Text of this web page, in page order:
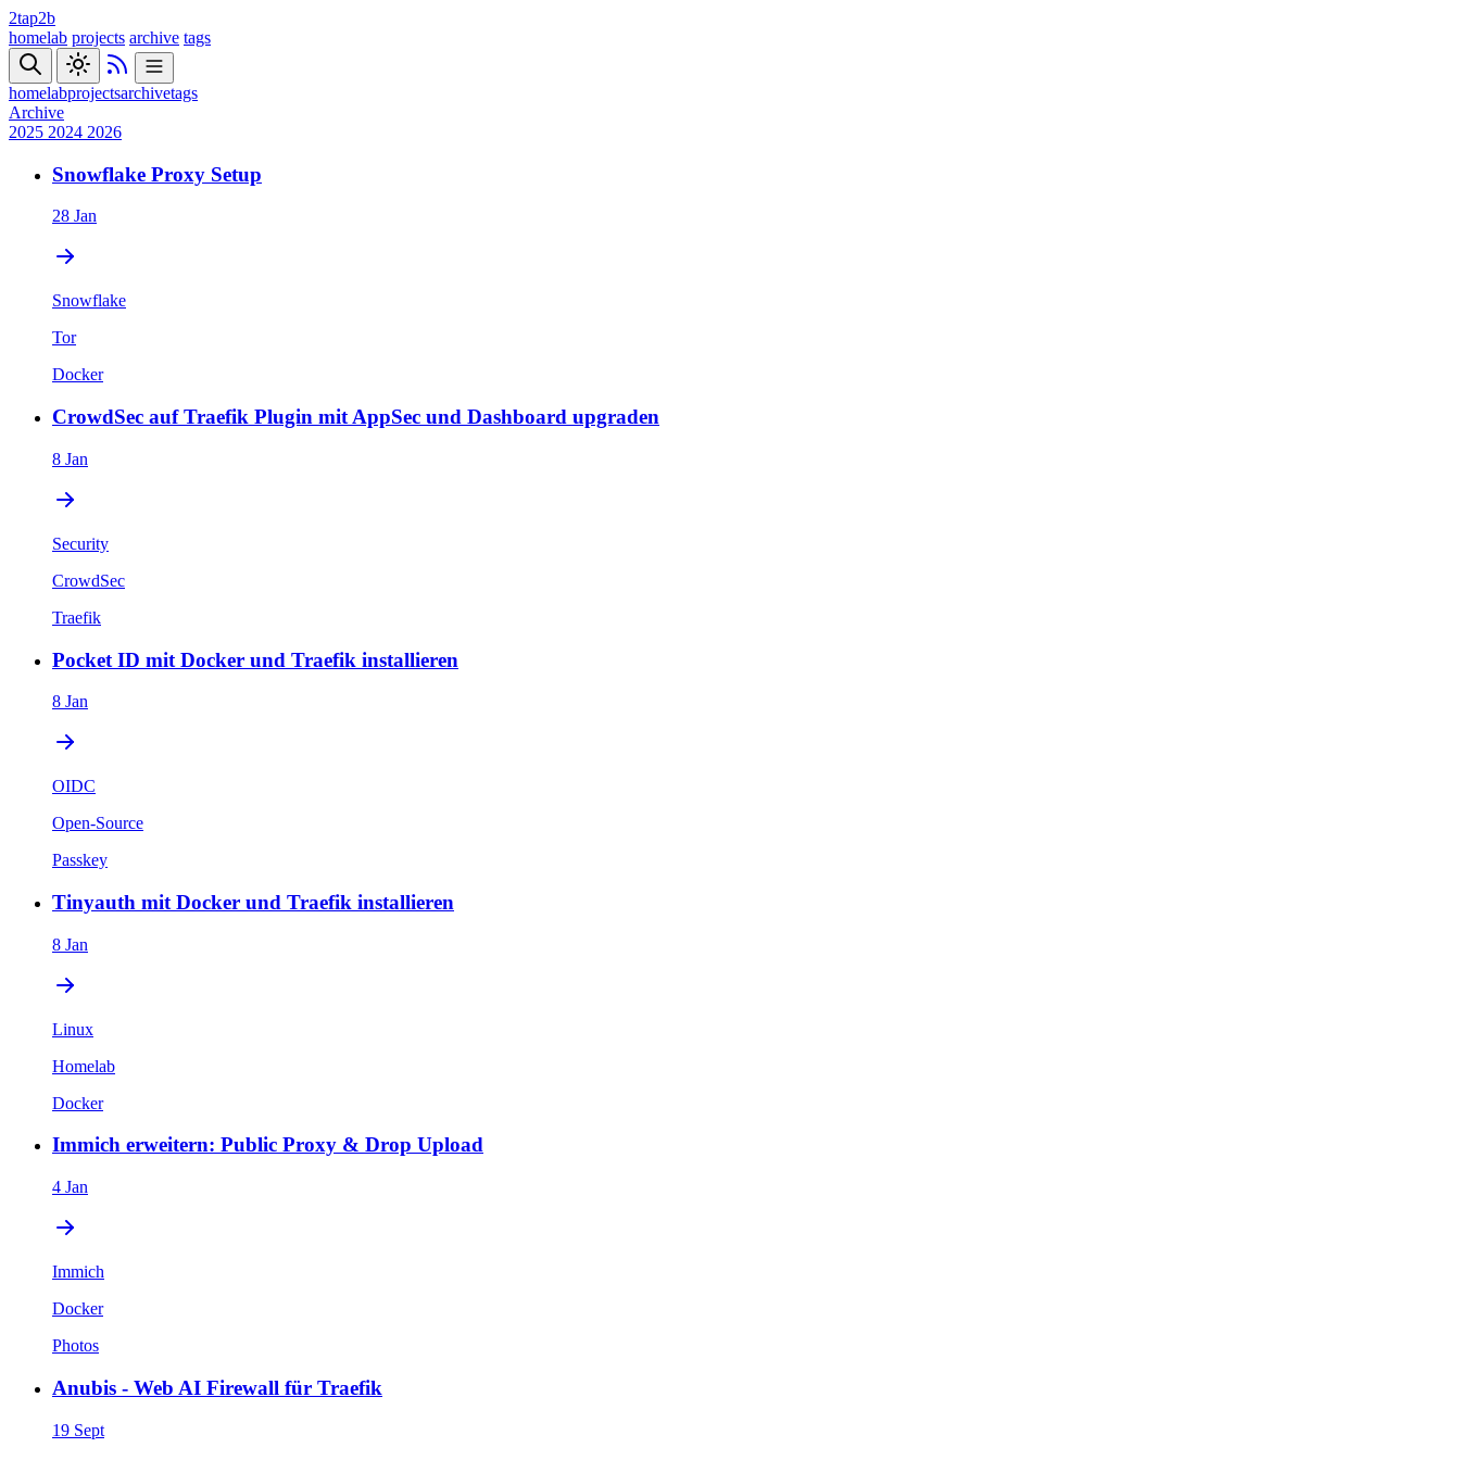
2tap2b
homelab projects archive tags
homelabprojectsarchivetags
Archive
2025 2024 2026
Snowflake Proxy Setup
28 Jan
Snowflake
Tor
Docker
CrowdSec auf Traefik Plugin mit AppSec und Dashboard upgraden
8 Jan
Security
CrowdSec
Traefik
Pocket ID mit Docker und Traefik installieren
8 Jan
OIDC
Open-Source
Passkey
Tinyauth mit Docker und Traefik installieren
8 Jan
Linux
Homelab
Docker
Immich erweitern: Public Proxy & Drop Upload
4 Jan
Immich
Docker
Photos
Anubis - Web AI Firewall für Traefik
19 Sept